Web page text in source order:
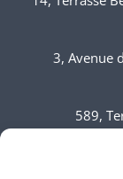
3, Avenue
589,